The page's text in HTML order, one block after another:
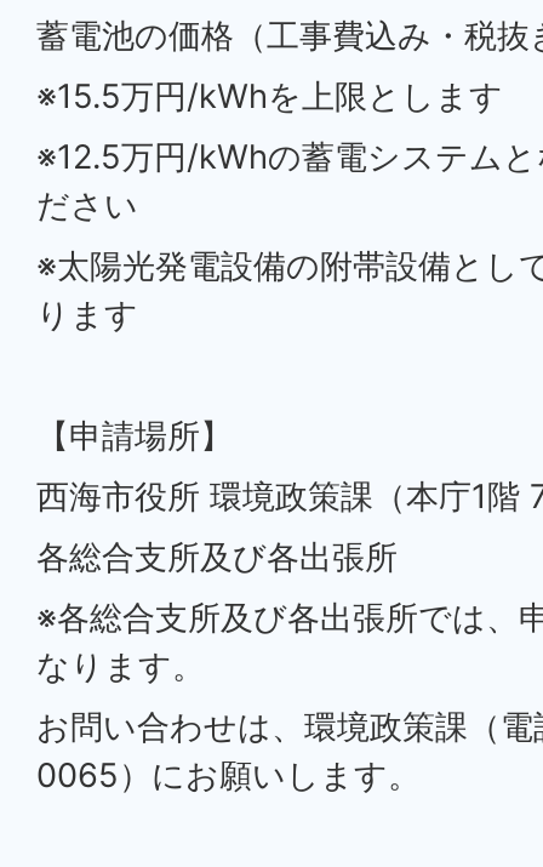
蓄電池の価格（工事費込み・税
※15.5万円/kWhを上限とします
※12.5万円/kWhの蓄電システム
ださい
※太陽光発電設備の附帯設備とし
ります
【申請場所】
西海市役所 環境政策課（本庁1階
各総合支所及び各出張所
※各総合支所及び各出張所では、
なります。
お問い合わせは、環境政策課（
0065）にお願いします。